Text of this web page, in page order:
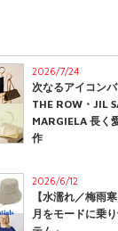
2026/7/24
次なるアイコン
THE ROW・JIL
MARGIELA 長く
作
2026/6/12
【水濡れ／梅雨
月をモードに乗